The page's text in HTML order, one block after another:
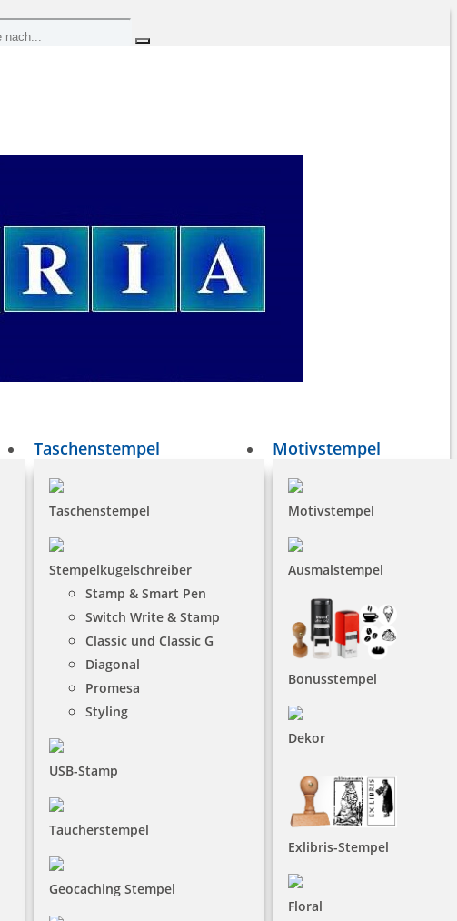
Taschenstempel
Taschenstempel
Stempelkugelschreiber
Stamp & Smart Pen
Switch Write & Stamp
Classic und Classic G
Diagonal
Promesa
Styling
USB-Stamp
Taucherstempel
Geocaching Stempel
Motivstempel
Motivstempel
Ausmalstempel
Bonusstempel
Dekor
Exlibris-Stempel
Floral